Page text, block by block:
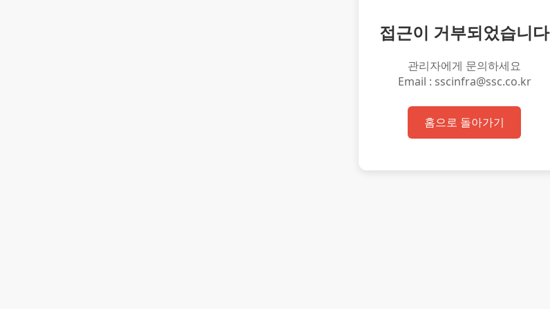
접근이 거부되었습니다
관리자에게 문의하세요
Email : sscinfra@ssc.co.kr
홈으로 돌아가기